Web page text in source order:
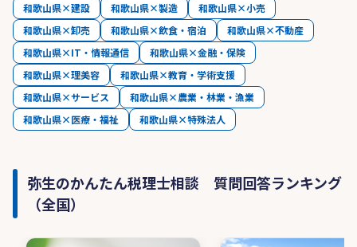
和歌山県×建設 和歌山県×製造
和歌山県×小売
和歌山県×卸売
和歌山県×飲食・宿泊
和歌山県×不動産
和歌山県×IT・情報通信
和歌山県×金融・保険
和歌山県×理美容
和歌山県×教育・学術支援
和歌山県×サービス
和歌山県×農業・林業・漁業
和歌山県×医療・福祉
和歌山県×特殊法人
弥生のかんたん税理士相談 質問回答ランキング
（全国）